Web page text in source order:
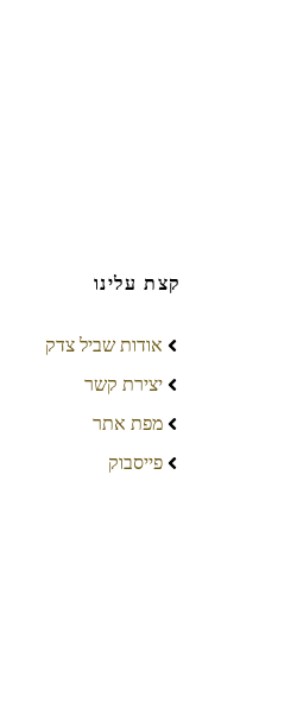
קצת עלינו
אודות שביל צדק
יצירת קשר
מפת אתר
פייסבוק